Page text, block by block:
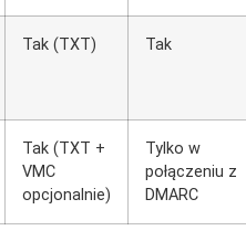
Tak (TXT) Tak
Tak (TXT +
VMC
opcjonalnie)
Tylko w
połączeniu z
DMARC